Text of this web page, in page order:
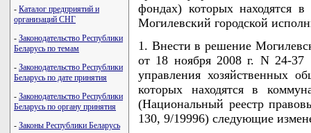
- Каталог предприятий и
организаций СНГ
- Законодательство Республики
Беларусь по темам
- Законодательство Республики
Беларусь по дате принятия
- Законодательство Республики
Беларусь по органу принятия
- Законы Республики Беларусь
фондах) которых находятся в
Могилевский городской
1. Внести в решение
от 18 ноября 2008 г. N 24-37
управления хозяйственных
которых находятся в
(Национальный реестр
130, 9/19996) следующие